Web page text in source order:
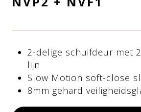
2-delige schuifdeur met
lijn
Slow Motion soft-close
8mm gehard